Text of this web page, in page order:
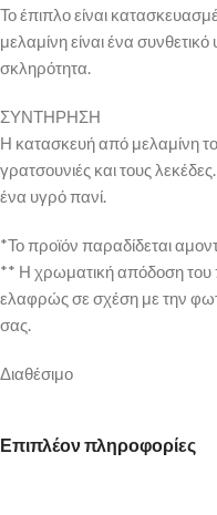
Το έπιπλο είναι
μελαμίνη είναι ένα
σκληρότητα.
ΣΥΝΤΗΡΗΣΗ
Η κατασκευή από μελαμίνη το
γρατσουνιές και τους
ένα υγρό πανί.
*Το προϊόν παραδίδεται
** Η χρωματική απόδοση του
ελαφρώς σε σχέση με την
σας.
Διαθέσιμο
Επιπλέον πληροφορίες